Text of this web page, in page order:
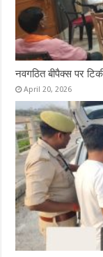
नवगठित बीपैक्स पर
April 20, 2026